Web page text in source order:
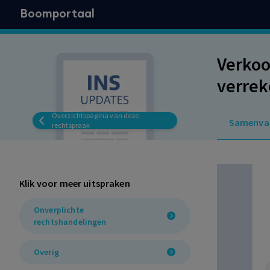
Boomportaal
Overzichtspagina van deze
rechtspraak
Klik voor meer uitspraken
Onverplichte
rechtshandelingen
Overig